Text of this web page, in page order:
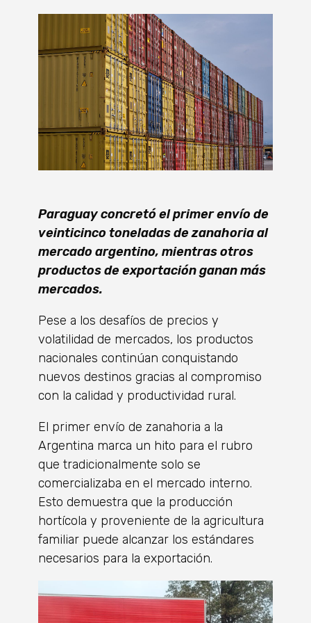
Paraguay concretó el primer envío de
veinticinco toneladas de zanahoria al
mercado argentino, mientras otros
productos de exportación ganan más
mercados.
Pese a los desafíos de precios y
volatilidad de mercados, los productos
nacionales continúan conquistando
nuevos destinos gracias al compromiso
con la calidad y productividad rural.
El primer envío de zanahoria a la
Argentina marca un hito para el rubro
que tradicionalmente solo se
comercializaba en el mercado interno.
Esto demuestra que la producción
hortícola y proveniente de la agricultura
familiar puede alcanzar los estándares
necesarios para la exportación.